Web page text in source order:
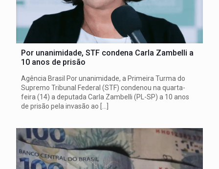
Por unanimidade, STF condena Carla Zambelli a
10 anos de prisão
Agência Brasil Por unanimidade, a Primeira Turma do
Supremo Tribunal Federal (STF) condenou na quarta-
feira (14) a deputada Carla Zambelli (PL-SP) a 10 anos
de prisão pela invasão ao […]